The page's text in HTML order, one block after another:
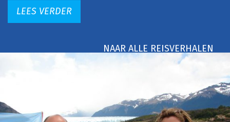
LEES VERDER
NAAR ALLE REISVERHALEN